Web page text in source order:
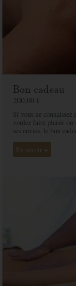
Bon cadeau
200,00 €
Si vous ne connaissez
voulez faire plaisir ou
ses envies, le bon
proche et ainsi rendre
En savoir +